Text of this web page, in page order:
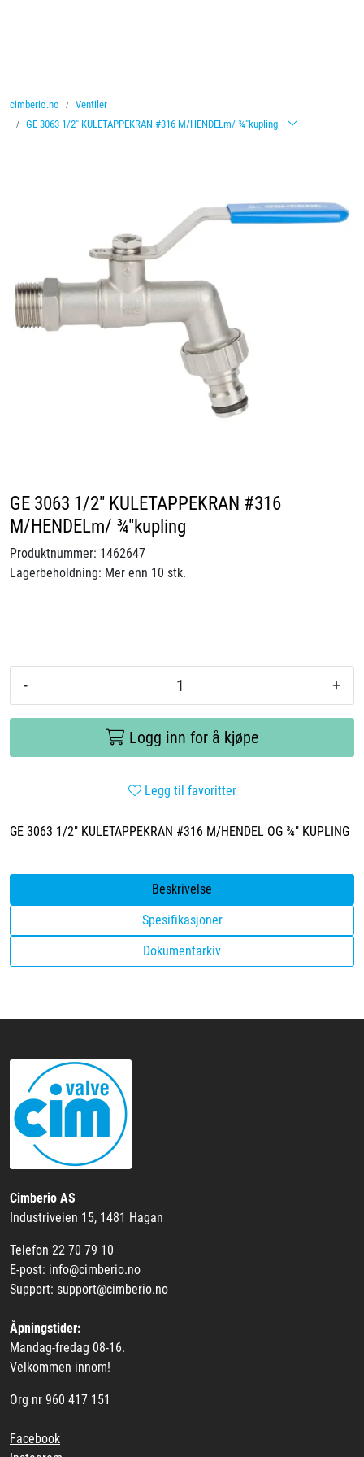
cimberio.no
Ventiler
GE 3063 1/2" KULETAPPEKRAN #316 M/HENDELm/ ¾"kupling
GE 3063 1/2" KULETAPPEKRAN #316
M/HENDELm/ ¾"kupling
Produktnummer: 1462647
Lagerbeholdning: Mer enn 10 stk.
- +
Logg inn for å kjøpe
Legg til favoritter
GE 3063 1/2" KULETAPPEKRAN #316 M/HENDEL OG ¾" KUPLING
Beskrivelse
Spesifikasjoner
Dokumentarkiv
Cimberio AS
Industriveien 15, 1481 Hagan
Telefon 22 70 79 10
E-post: info@cimberio.no
Support: support@cimberio.no
Åpningstider:
Mandag-fredag 08-16.
Velkommen innom!
Org nr 960 417 151
Facebook
Vannbehandling
Brosjyrer
Knolval
Om oss
Blogg